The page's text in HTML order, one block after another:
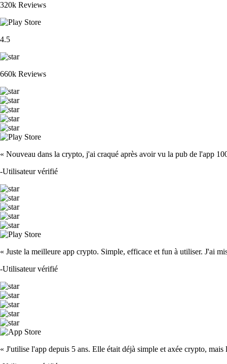
320k Reviews
4.5
660k Reviews
« Nouveau dans la crypto, j'ai craqué après avoir vu la pub de l'app
-Utilisateur vérifié
« Juste la meilleure app crypto. Simple, efficace et fun à utiliser. J'ai
-Utilisateur vérifié
« J'utilise l'app depuis 5 ans. Elle était déjà simple et axée crypto,